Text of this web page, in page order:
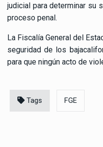
judicial para determinar su
proceso penal.
La Fiscalía General del
seguridad de los
para que ningún acto de
Tags FGE